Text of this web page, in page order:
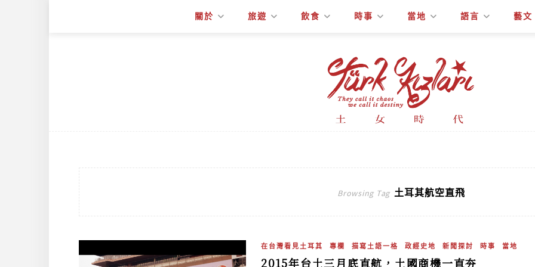
關於 旅遊 飲食 時事 當地 語言 藝文
Browsing Tag 土耳其航空直飛
在台灣看見土耳其 專欄 描寫土語一格 政經史地 新聞探討 時事 當地
2015年台土三月底直航，土國商機一直夯